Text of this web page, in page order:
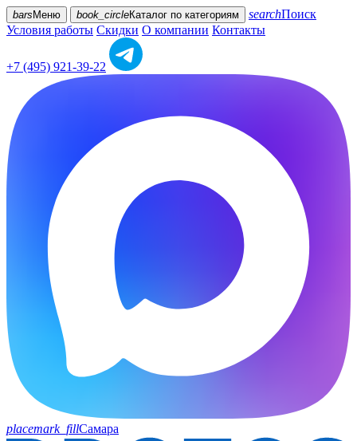
bars Меню book_circleКаталог по категориям searchПоиск
Условия работы Скидки О компании Контакты
+7 (495) 921-39-22
placemark_fillСамара